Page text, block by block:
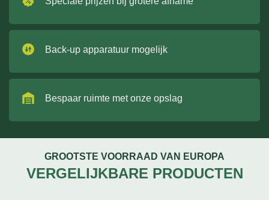
Back-up apparatuur mogelijk
Bespaar ruimte met onze opslag
GROOTSTE VOORRAAD VAN EUROPA
VERGELIJKBARE PRODUCTEN